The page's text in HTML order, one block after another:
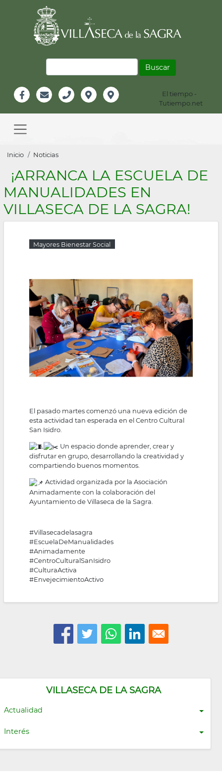
Información
Header
El tiempo -
Tutiempo.net
navigation
Sobrescribir
enlaces
de
ayuda
a
navegación
Inicio Noticias
VILLASECA DE LA SAGRA
Actualidad
Interés
¡ARRANCA LA ESCUELA DE
MANUALIDADES EN
VILLASECA DE LA SAGRA!
Mayores Bienestar Social
El pasado martes comenzó una nueva edición de
esta actividad tan esperada en el Centro Cultural
San Isidro.
Un espacio donde aprender, crear y
disfrutar en grupo, desarrollando la creatividad y
compartiendo buenos momentos.
Actividad organizada por la Asociación
Animadamente con la colaboración del
Ayuntamiento de Villaseca de la Sagra.
#Villasecadelasagra
#EscuelaDeManualidades
#Animadamente
#CentroCulturalSanIsidro
#CulturaActiva
#EnvejecimientoActivo